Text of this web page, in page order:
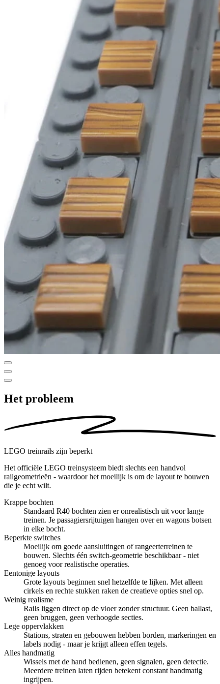
Het probleem
LEGO treinrails zijn beperkt
Het officiële LEGO treinsysteem biedt slechts een handvol
railgeometrieën - waardoor het moeilijk is om de layout te bouwen
die je echt wilt.
Krappe bochten
Standaard R40 bochten zien eronrealistisch uit voor lange
treinen. Je passagiersrijtuigen hangen over en wagons botsen
in elke bocht.
Beperkte switches
Moeilijk om goede aansluitingen of rangeerterreinen te
bouwen. Slechts één switch-geometrie beschikbaar - niet
genoeg voor realistische operaties.
Eentonige layouts
Grote layouts beginnen snel hetzelfde te lijken. Met alleen
cirkels en rechte stukken raken de creatieve opties snel op.
Weinig realisme
Rails liggen direct op de vloerzonder structuur. Geen ballast,
geen bruggen, geen verhoogde secties.
Lege oppervlakken
Stations, straten en gebouwen hebben borden, markeringen en
labels nodig - maar je krijgt alleen effen tegels.
Alles handmatig
Wissels met de hand bedienen, geen signalen, geen detectie.
Meerdere treinen laten rijden betekent constant handmatig
ingrijpen.